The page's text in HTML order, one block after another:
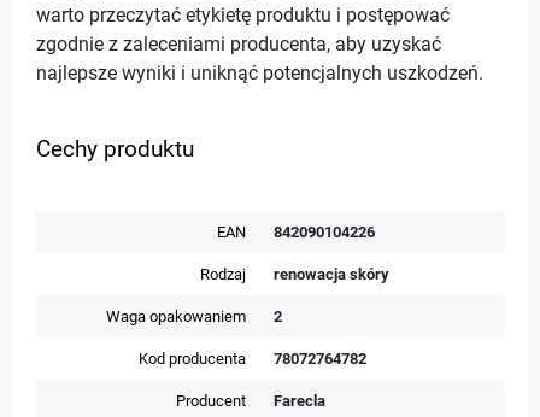
warto przeczytać etykietę produktu i postępować
zgodnie z zaleceniami producenta, aby uzyskać
najlepsze wyniki i uniknąć potencjalnych uszkodzeń.
Cechy produktu
EAN 842090104226
Rodzaj renowacja skóry
Waga opakowaniem 2
Kod producenta 78072764782
Producent Farecla